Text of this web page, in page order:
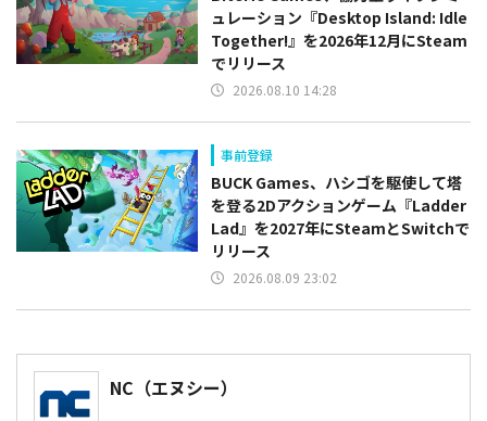
ュレーション『Desktop Island: Idle
Together!』を2026年12月にSteam
でリリース
2026.08.10 14:28
事前登録
BUCK Games、ハシゴを駆使して塔
を登る2Dアクションゲーム『Ladder
Lad』を2027年にSteamとSwitchで
リリース
2026.08.09 23:02
NC（エヌシー）